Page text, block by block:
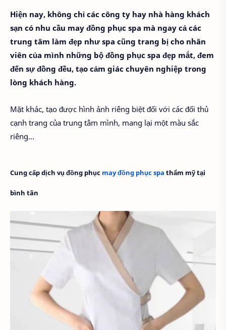
Hiện nay, không chỉ các công ty hay nhà hàng khách
sạn có nhu cầu may đồng phục spa mà ngay cả các
trung tâm làm đẹp như spa cũng trang bị cho nhân
viên của mình những bộ đồng phục spa đẹp mắt, đem
đến sự đồng đều, tạo cảm giác chuyên nghiệp trong
lòng khách hàng.
Mặt khác, tạo được hình ảnh riêng biệt đối với các đối thủ
cạnh trang của trung tâm mình, mang lại một màu sắc
riêng...
Cung cấp dịch vụ đồng phục may đồng phục spa thẩm mỹ tại
bình tân